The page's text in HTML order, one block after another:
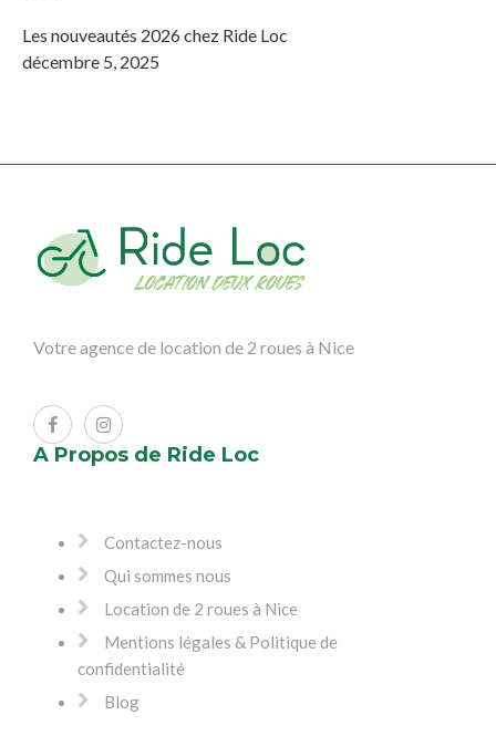
Les nouveautés 2026 chez Ride Loc
décembre 5, 2025
Votre agence de location de 2 roues à Nice
A Propos de Ride Loc
Contactez-nous
Qui sommes nous
Location de 2 roues à Nice
Mentions légales & Politique de
confidentialité
Blog